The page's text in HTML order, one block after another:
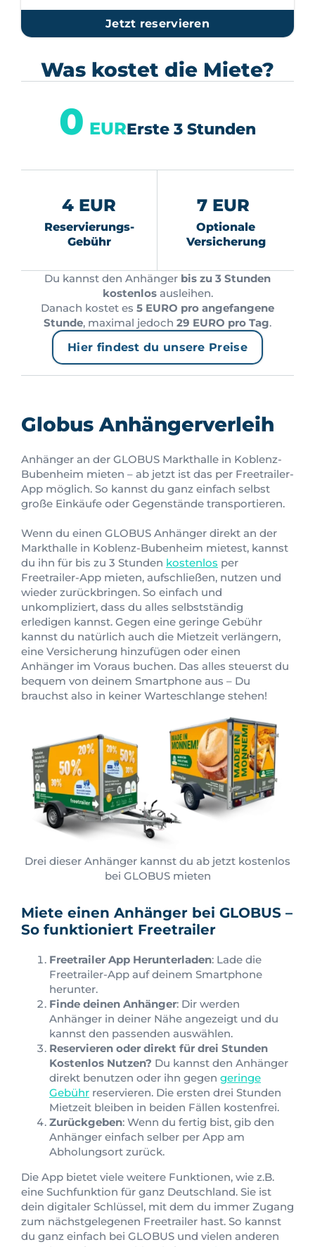
Jetzt reservieren
Was kostet die Miete?
4 EUR
Reservierungs-
Gebühr
0 EURErste 3 Stunden
7 EUR
Optionale
Versicherung
Du kannst den Anhänger bis zu 3 Stunden
kostenlosausleihen.
Danach kostet es 5 EURO pro angefangene
Stunde, maximal jedoch 29 EURO pro Tag.
Hier findest du unsere Preise
Globus Anhängerverleih
Anhänger an der GLOBUS Markthalle in Koblenz-
Bubenheim mieten – ab jetzt ist das per Freetrailer-
App möglich. So kannst du ganz einfach selbst
große Einkäufe oder Gegenstände transportieren.
Wenn du einen GLOBUS Anhänger direkt an der
Markthalle in Koblenz-Bubenheim mietest, kannst
du ihn für bis zu 3 Stunden kostenlos per
Freetrailer-App mieten, aufschließen, nutzen und
wieder zurückbringen. So einfach und
unkompliziert, dass du alles selbstständig
erledigen kannst. Gegen eine geringe Gebühr
kannst du natürlich auch die Mietzeit verlängern,
eine Versicherung hinzufügen oder einen
Anhänger im Voraus buchen. Das alles steuerst du
bequem von deinem Smartphone aus – Du
brauchst also in keiner Warteschlange stehen!
Drei dieser Anhänger kannst du ab jetzt kostenlos
bei GLOBUS mieten
Miete einen Anhänger bei GLOBUS –
So funktioniert Freetrailer
Freetrailer App Herunterladen: Lade die
Freetrailer-App auf deinem Smartphone
herunter.
Finde deinen Anhänger: Dir werden
Anhänger in deiner Nähe angezeigt und du
kannst den passenden auswählen.
Reservieren oder direkt für drei Stunden
Kostenlos Nutzen? Du kannst den Anhänger
direkt benutzen oder ihn gegen geringe
Gebühr reservieren. Die ersten drei Stunden
Mietzeit bleiben in beiden Fällen kostenfrei.
Zurückgeben: Wenn du fertig bist, gib den
Anhänger einfach selber per App am
Abholungsort zurück.
Die App bietet viele weitere Funktionen, wie z.B.
eine Suchfunktion für ganz Deutschland. Sie ist
dein digitaler Schlüssel, mit dem du immer Zugang
zum nächstgelegenen Freetrailer hast. So kannst
du ganz einfach bei GLOBUS und vielen anderen